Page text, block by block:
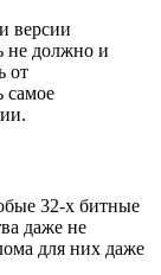
версии
не должно и
от
самое
32-х битные
даже не
для них даже